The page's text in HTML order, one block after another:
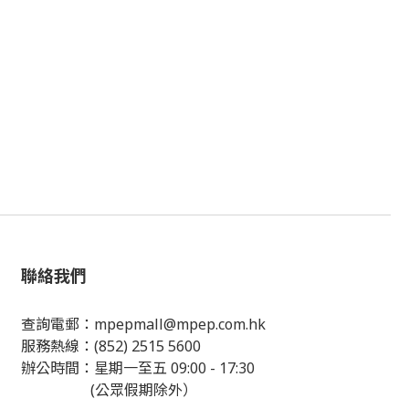
聯絡我們
查詢電郵： mpepmall@mpep.com.hk
服務熱線：(852) 2515 5600
辦公時間：星期一至五 09:00 - 17:30
(公眾假期除外）